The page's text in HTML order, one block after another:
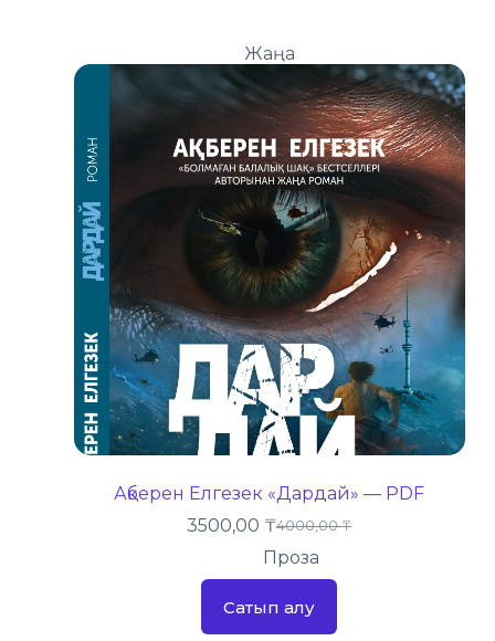
Жаңа
Ақберен Елгезек «Дардай» — PDF
4000,00₸
3500,00 ₸
Проза
Сатып алу